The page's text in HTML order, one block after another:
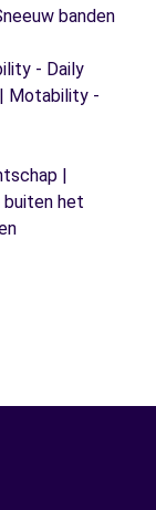
banden
- Daily
Motability -
|
buiten het